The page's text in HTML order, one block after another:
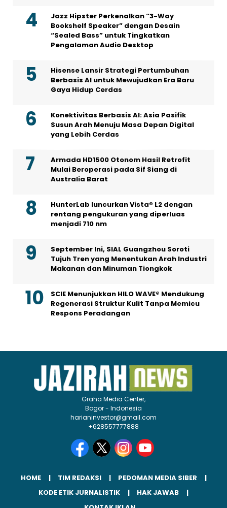
Jazz Hipster Perkenalkan “3-Way
Bookshelf Speaker” dengan Desain
“Sealed Bass” untuk Tingkatkan
Pengalaman Audio Desktop
Hisense Lansir Strategi Pertumbuhan
Berbasis AI untuk Mewujudkan Era Baru
Gaya Hidup Cerdas
Konektivitas Berbasis AI: Asia Pasifik
Susun Arah Menuju Masa Depan Digital
yang Lebih Cerdas
Armada HD1500 Otonom Hasil Retrofit
Mulai Beroperasi pada Sif Siang di
Australia Barat
HunterLab luncurkan Vista® L2 dengan
rentang pengukuran yang diperluas
menjadi 710 nm
September Ini, SIAL Guangzhou Soroti
Tujuh Tren yang Menentukan Arah Industri
Makanan dan Minuman Tiongkok
SCIE Menunjukkan HILO WAVE® Mendukung
Regenerasi Struktur Kulit Tanpa Memicu
Respons Peradangan
Graha Media Center,
Bogor - Indonesia
harianinvestor@gmail.com
+628557777888
HOME TIM REDAKSI
PEDOMAN MEDIA SIBER
KODE ETIK JURNALISTIK
HAK JAWAB